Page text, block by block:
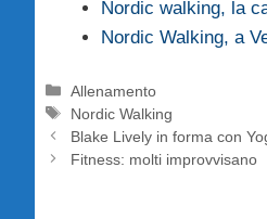
Nordic walking, la
Nordic Walking, a
Categorie
Allenamento
Tag
Nordic Walking
Blake Lively in forma con
Fitness: molti improvvisano